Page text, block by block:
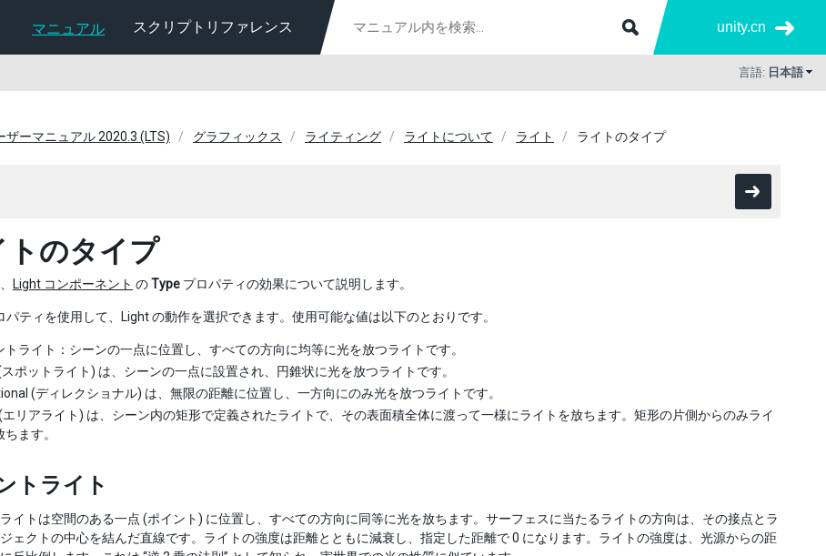
マニュアル スクリプトリファレンス unity.cn
言語: 日本語
ザーマニュアル 2020.3 (LTS) グラフィックス ライティング ライトについて ライト ライトのタイプ
トのタイプ
Light コンポーネント のType プロパティの効果について説明します。
パティを使用して、Light の動作を選択できます。使用可能な値は以下のとおりです。
トライト：シーンの一点に位置し、すべての方向に均等に光を放つライトです。
ポットライト) は、シーンの一点に設置され、円錐状に光を放つライトです。
(ディレクショナル) は、無限の距離に位置し、一方向にのみ光を放つライトです。
リアライト) は、シーン内の矩形で定義されたライトで、その表面積全体に渡って一様にライトを放ちます。矩形の片側からのみライ
ちます。
トライト
イトは空間のある一点 (ポイント) に位置し、すべての方向に同等に光を放ちます。サーフェスに当たるライトの方向は、その接点とラ
ェクトの中心を結んだ直線です。ライトの強度は距離とともに減衰し、指定した距離で 0 になります。ライトの強度は、光源からの距